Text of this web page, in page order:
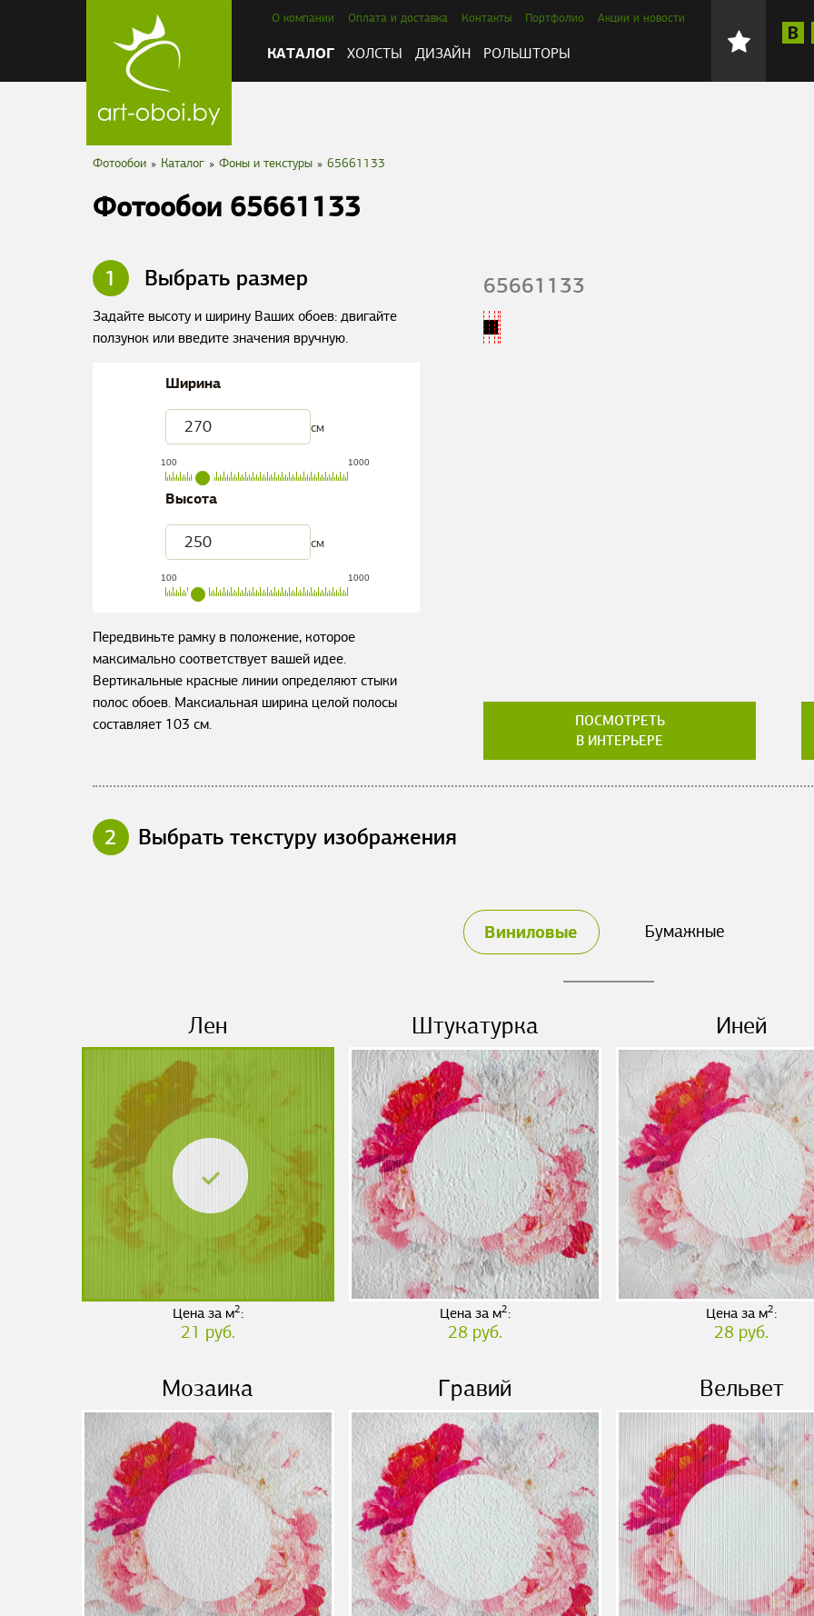
О компании Оплата и доставка Контакты Портфолио Акции и новости
КАТАЛОГ ХОЛСТЫ ДИЗАЙН РОЛЬШТОРЫ
Фотообои » Каталог » Фоны и текстуры » 65661133
Фотообои 65661133
1 Выбрать размер
Задайте высоту и ширину Ваших обоев: двигайте
ползунок или введите значения вручную.
Ширина
см
100 1000
Высота
см
100 1000
Передвиньте рамку в положение, которое
максимально соответствует вашей идее.
Вертикальные красные линии определяют стыки
полос обоев. Максиальная ширина целой полосы
составляет 103 см.
65661133
ПОСМОТРЕТЬ
В ИНТЕРЬЕРЕ
2 Выбрать текстуру изображения
Виниловые Бумажные
Лен
Цена за м2:
21 руб.
Штукатурка
Цена за м2:
28 руб.
Иней
Цена за м2:
28 руб.
Мозаика Гравий Вельвет